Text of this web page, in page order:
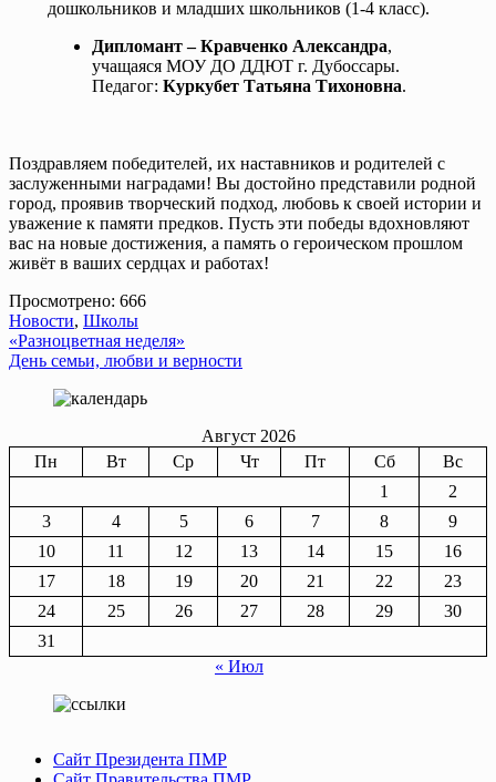
дошкольников и младших школьников (1-4 класс).
Дипломант – Кравченко Александра,
учащаяся МОУ ДО ДДЮТ г. Дубоссары.
Педагог: Куркубет Татьяна Тихоновна.
Поздравляем победителей, их наставников и родителей с
заслуженными наградами! Вы достойно представили родной
город, проявив творческий подход, любовь к своей истории и
уважение к памяти предков. Пусть эти победы вдохновляют
вас на новые достижения, а память о героическом прошлом
живёт в ваших сердцах и работах!
Просмотрено: 666
Новости, Школы
Навигация
по
записям
«Разноцветная неделя»
День семьи, любви и верности
Август 2026
Пн
Вт Ср Чт Пт Сб
Вс
1
2
3
4 5 6 7 8
9
10
11 12 13 14 15
16
17
18 19 20 21 22
23
24
25 26 27 28 29
30
31
« Июл
Сайт Президента ПМР